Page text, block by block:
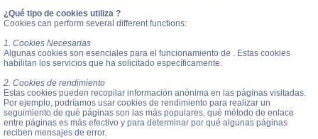
¿Qué tipo de cookies utiliza ?
Cookies can perform several different functions:
1. Cookies Necesarias
Algunas cookies son esenciales para el funcionamiento de . Estas cookies
habilitan los servicios que ha solicitado específicamente.
2. Cookies de rendimiento
Estas cookies pueden recopilar información anónima en las páginas visitadas.
Por ejemplo, podríamos usar cookies de rendimiento para realizar un
seguimiento de qué páginas son las más populares, qué método de enlace
entre páginas es más efectivo y para determinar por qué algunas páginas
reciben mensajes de error.